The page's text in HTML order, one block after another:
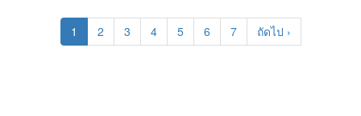
Pagination
Current
page
1 Page
2 Page
3 Page
4 Page
5 Page
6 Page
7
Next
page
ถัดไป ›